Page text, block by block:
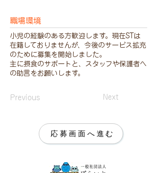
職場環境
小児の経験のある方歓迎します。現在STは
在籍しておりませんが、今後のサービス拡充
のために募集を開始しました。
主に摂食のサポートと、スタッフや保護者へ
の助言をお願いします。
Previous Next
応募画面へ進む